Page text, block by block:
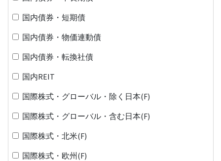
国内債券・短期債
国内債券・物価連動債
国内債券・転換社債
国内REIT
国際株式・グローバル・除く日本(F)
国際株式・グローバル・含む日本(F)
国際株式・北米(F)
国際株式・欧州(F)